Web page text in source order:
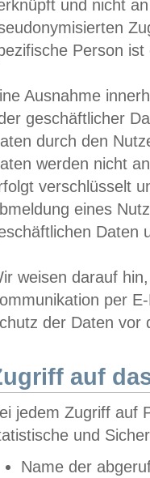
und nicht
Person
Ausnahme
geschäftlicher
durch den
werden nicht
verschlüsselt
eines
Daten
weisen darauf
per
der Daten vor
auf
jedem Zugriff auf
und
Name der